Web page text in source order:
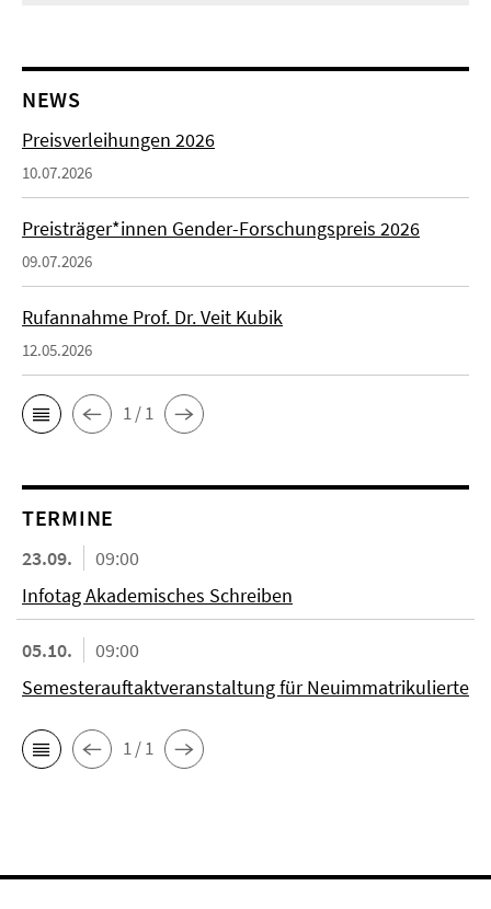
NEWS
Preisverleihungen 2026
10.07.2026
Preisträger*innen Gender-Forschungspreis 2026
09.07.2026
Rufannahme Prof. Dr. Veit Kubik
12.05.2026
1 / 1
TERMINE
23.09.
09:00
Infotag Akademisches Schreiben
05.10.
09:00
Semesterauftaktveranstaltung für Neuimmatrikulierte
1 / 1